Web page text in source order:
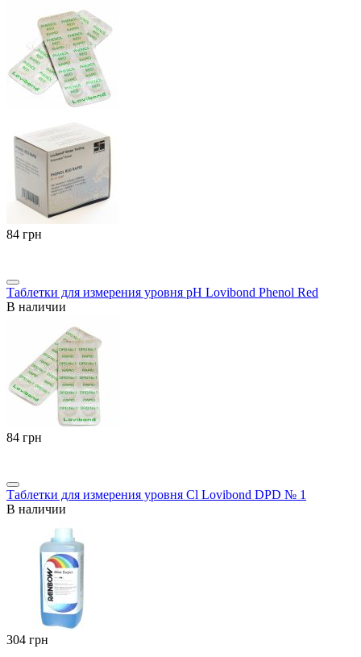
‍84‍ грн
Таблетки для измерения уровня pH Lovibond Phenol Red
В наличии
‍84‍ грн
Таблетки для измерения уровня Cl Lovibond DPD № 1
В наличии
‍304‍ грн